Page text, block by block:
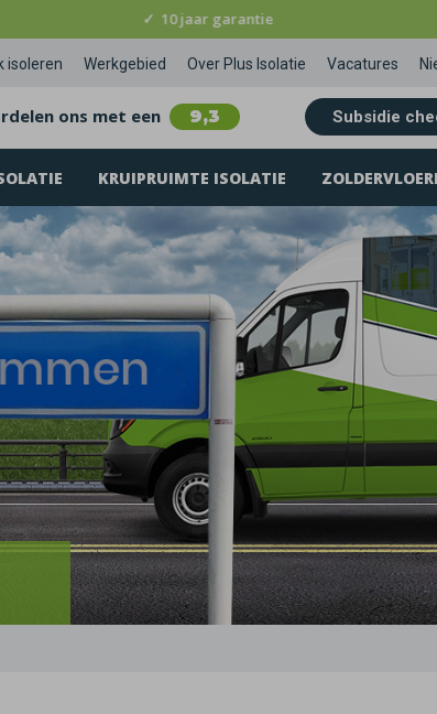
✓ 10 jaar garantie
isoleren Werkgebied Over Plus Isolatie Vacatures
ons met een 9,3 Subsidie
KRUIPRUIMTE ISOLATIE